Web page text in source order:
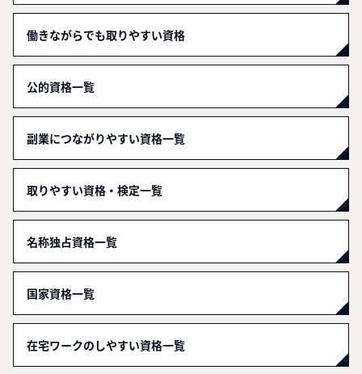
働きながらでも取りやすい資格
公的資格一覧
副業につながりやすい資格一覧
取りやすい資格・検定一覧
名称独占資格一覧
国家資格一覧
在宅ワークのしやすい資格一覧